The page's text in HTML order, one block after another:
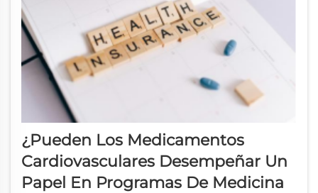
¿Pueden Los Medicamentos
Cardiovasculares Desempeñar Un
Papel En Programas De Medicina